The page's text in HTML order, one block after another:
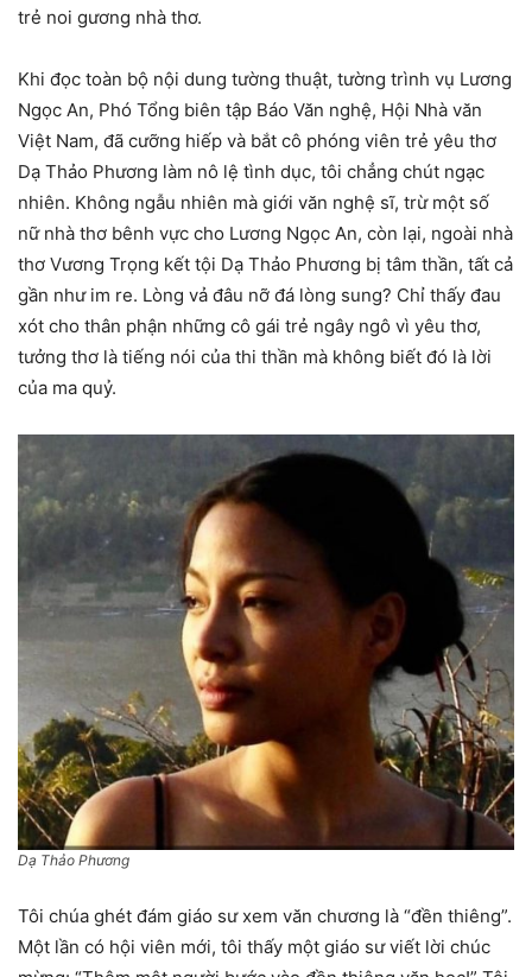
trẻ noi gương nhà thơ.
Khi đọc toàn bộ nội dung tường thuật, tường trình vụ Lương
Ngọc An, Phó Tổng biên tập Báo Văn nghệ, Hội Nhà văn
Việt Nam, đã cưỡng hiếp và bắt cô phóng viên trẻ yêu thơ
Dạ Thảo Phương làm nô lệ tình dục, tôi chẳng chút ngạc
nhiên. Không ngẫu nhiên mà giới văn nghệ sĩ, trừ một số
nữ nhà thơ bênh vực cho Lương Ngọc An, còn lại, ngoài nhà
thơ Vương Trọng kết tội Dạ Thảo Phương bị tâm thần, tất cả
gần như im re. Lòng vả đâu nỡ đá lòng sung? Chỉ thấy đau
xót cho thân phận những cô gái trẻ ngây ngô vì yêu thơ,
tưởng thơ là tiếng nói của thi thần mà không biết đó là lời
của ma quỷ.
Dạ Thảo Phương
Tôi chúa ghét đám giáo sư xem văn chương là “đền thiêng”.
Một lần có hội viên mới, tôi thấy một giáo sư viết lời chúc